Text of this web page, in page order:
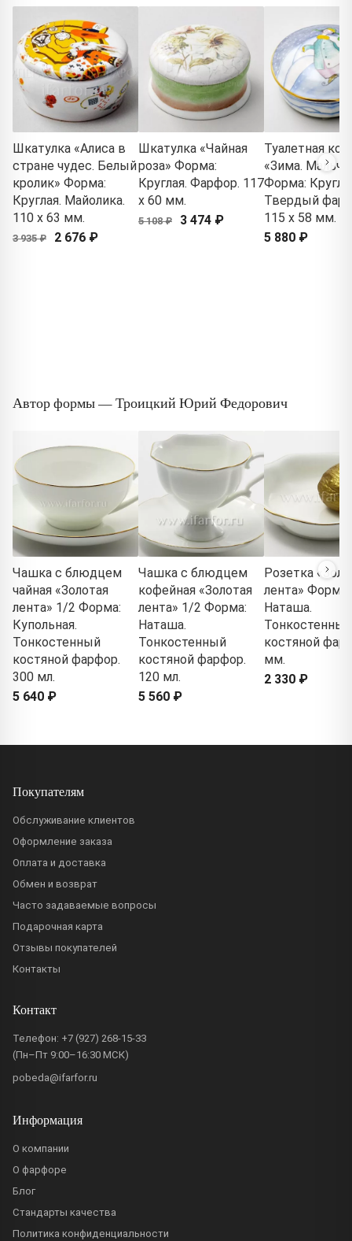
Шкатулка «Алиса в
стране чудес. Белый
кролик» Форма:
Круглая. Майолика.
110 x 63 мм.
3 935 ₽ 2 676 ₽
Шкатулка «Чайная
роза» Форма:
Круглая. Фарфор. 117
x 60 мм.
5 108 ₽ 3 474 ₽
Туалетная
«Зима.
Форма:
Твердый
115 x 58 мм.
5 880 ₽
Автор формы — Троицкий Юрий Федорович
Чашка с блюдцем
чайная «Золотая
лента» 1/2 Форма:
Купольная.
Тонкостенный
костяной фарфор.
300 мл.
5 640 ₽
Чашка с блюдцем
кофейная «Золотая
лента» 1/2 Форма:
Наташа.
Тонкостенный
костяной фарфор.
120 мл.
5 560 ₽
Розетка
лента» Форма:
Наташа.
Тонкостенный
костяной
мм.
2 330 ₽
Покупателям
Обслуживание клиентов
Оформление заказа
Оплата и доставка
Обмен и возврат
Часто задаваемые вопросы
Подарочная карта
Отзывы покупателей
Контакты
Контакт
Телефон: +7 (927) 268-15-33
(Пн–Пт 9:00–16:30 МСК)
pobeda@ifarfor.ru
Информация
О компании
О фарфоре
Блог
Стандарты качества
Политика конфиденциальности